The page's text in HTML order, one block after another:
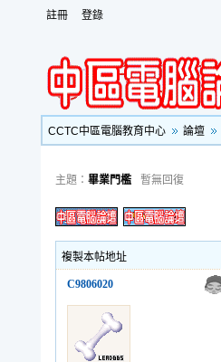
註冊 登錄
CCTC中區電腦教育中心 論壇
主題： 畢業門檻 暫無回復
複製本帖地址
C9806020